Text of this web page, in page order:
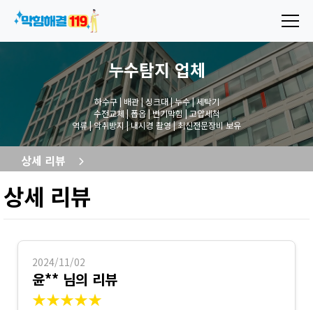
누수탐지업체
하수구 | 배관 | 싱크대 | 누수 | 세탁기
수전교체 | 폽옵 | 변기막힘 | 고압세척
역류 | 악취방지 | 내시경 촬영 | 최신전문장비 보유
상세 리뷰
상세 리뷰
2024/11/02
윤** 님의 리뷰
★★★★★